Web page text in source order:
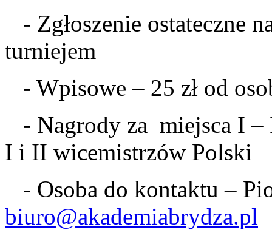
- Zgłoszenie ostateczne
turniejem
- Wpisowe – 25 zł od
- Nagrody za miejsca I –
I i II wicemistrzów Polski
- Osoba do kontaktu –
biuro@akademiabrydza.pl